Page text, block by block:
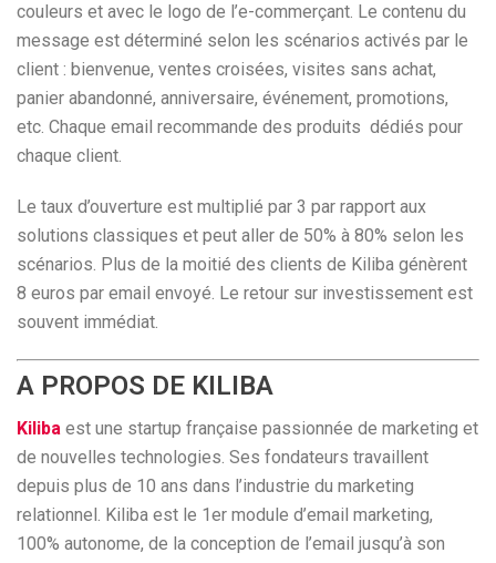
couleurs et avec le logo de l’e-commerçant. Le contenu du
message est déterminé selon les scénarios activés par le
client : bienvenue, ventes croisées, visites sans achat,
panier abandonné, anniversaire, événement, promotions,
etc. Chaque email recommande des produits dédiés pour
chaque client.
Le taux d’ouverture est multiplié par 3 par rapport aux
solutions classiques et peut aller de 50% à 80% selon les
scénarios. Plus de la moitié des clients de Kiliba génèrent
8 euros par email envoyé. Le retour sur investissement est
souvent immédiat.
A PROPOS DE KILIBA
Kiliba est une startup française passionnée de marketing et
de nouvelles technologies. Ses fondateurs travaillent
depuis plus de 10 ans dans l’industrie du marketing
relationnel. Kiliba est le 1er module d’email marketing,
100% autonome, de la conception de l’email jusqu’à son